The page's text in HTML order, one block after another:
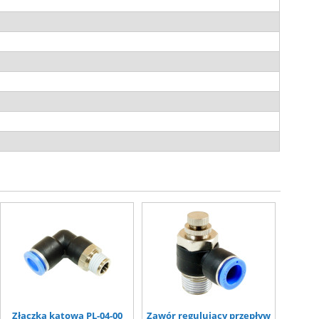
Złączka kątowa PL-04-00 Zawór regulujący przepływ